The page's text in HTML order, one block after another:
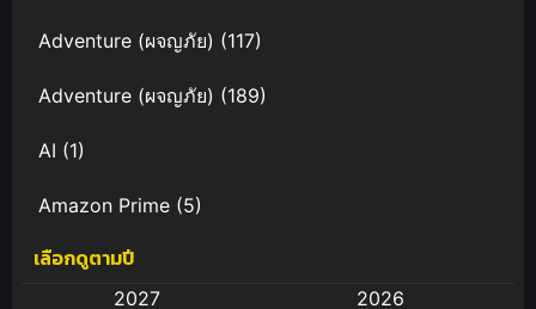
Adventure (ผจญภัย) (117)
Adventure (ผจญภัย) (189)
AI (1)
Amazon Prime (5)
Anal (ประตูหลัง)
เลือกดูตามปี
2027
2026